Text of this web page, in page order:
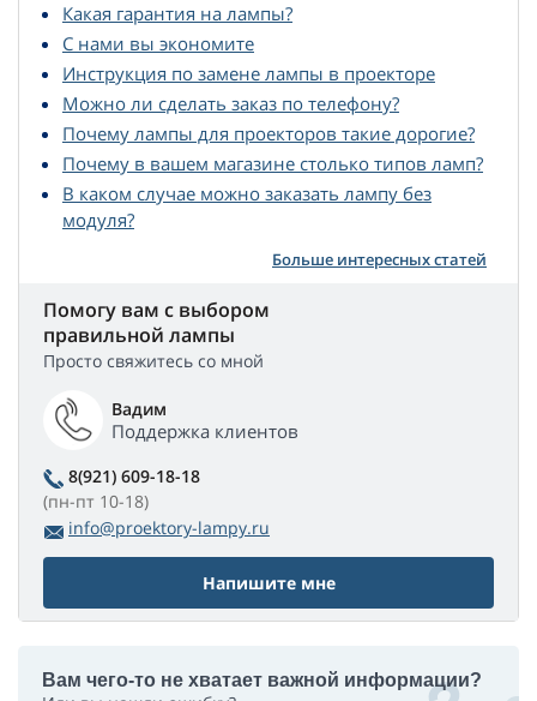
Какая гарантия на лампы?
С нами вы экономите
Инструкция по замене лампы в проекторе
Можно ли сделать заказ по телефону?
Почему лампы для проекторов такие дорогие?
Почему в вашем магазине столько типов ламп?
В каком случае можно заказать лампу без
модуля?
Больше интересных статей
Помогу вам с выбором
правильной лампы
Просто свяжитесь со мной
Вадим
Поддержка клиентов
8(921) 609-18-18
(пн-пт 10-18)
info@proektory-lampy.ru
Напишите мне
Вам чего-то не хватает важной информации?